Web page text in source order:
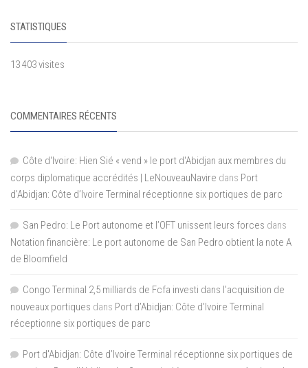
STATISTIQUES
13 403 visites
COMMENTAIRES RÉCENTS
Côte d'Ivoire: Hien Sié « vend » le port d'Abidjan aux membres du
corps diplomatique accrédités | LeNouveauNavire dans Port
d’Abidjan: Côte d’Ivoire Terminal réceptionne six portiques de parc
San Pedro: Le Port autonome et l’OFT unissent leurs forces dans
Notation financière: Le port autonome de San Pedro obtient la note A
de Bloomfield
Congo Terminal 2,5 milliards de Fcfa investi dans l’acquisition de
nouveaux portiques dans Port d’Abidjan: Côte d’Ivoire Terminal
réceptionne six portiques de parc
Port d'Abidjan: Côte d’Ivoire Terminal réceptionne six portiques de